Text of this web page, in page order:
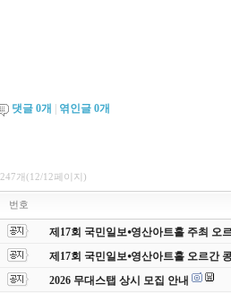
댓글 0개 엮인글 0개
247개(12/12페이지)
번호
제17회 국민일보⦁영산아트홀 주최 오
제17회 국민일보⦁영산아트홀 오르간
2026 무대스탭 상시 모집 안내